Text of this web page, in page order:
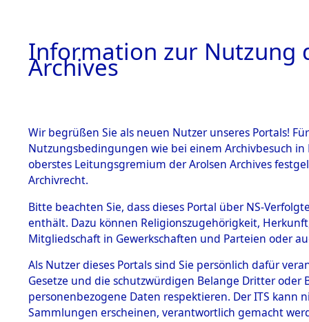
BESTÄNDE
1.
mente
5. Verschiedenes
5.3
Todesmärsche
0017
Information zur Nutzung
Archives
Wir begrüßen Sie als neuen Nutzer unseres Portals!
Nutzungsbedingungen wie bei einem Archivbesuch
oberstes Leitungsgremium der Arolsen Archives
Archivrecht.
Bitte beachten Sie, dass dieses Portal über NS-
enthält. Dazu können Religionszugehörigkeit,
Mitgliedschaft in Gewerkschaften und Parteien oder
Als Nutzer dieses Portals sind Sie persönlich dafür
Gesetze und die schutzwürdigen Belange Dritter
personenbezogene Daten respektieren. Der ITS
Sammlungen erscheinen, verantwortlich gemacht